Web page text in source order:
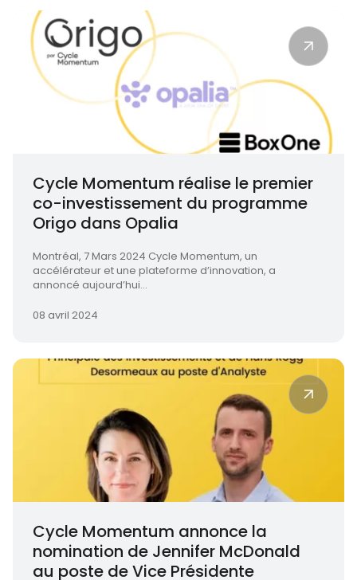
Cycle Momentum réalise le premier
co-investissement du programme
Origo dans Opalia
Montréal, 7 Mars 2024 Cycle Momentum, un
accélérateur et une plateforme d’innovation, a
annoncé aujourd’hui...
08 avril 2024
Cycle Momentum annonce la
nomination de Jennifer McDonald
au poste de Vice Présidente